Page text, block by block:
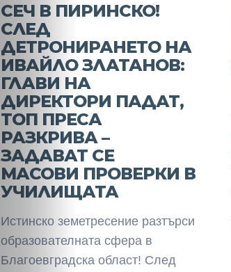
СЕЧ В ПИРИНСКО!
СЛЕД
ДЕТРОНИРАНЕТО НА
ИВАЙЛО ЗЛАТАНОВ:
ГЛАВИ НА
ДИРЕКТОРИ ПАДАТ,
ТОП ПРЕСА
РАЗКРИВА –
ЗАДАВАТ СЕ
МАСОВИ ПРОВЕРКИ В
УЧИЛИЩАТА
Истинско земетресение разтърси
образователната сфера в
Благоевградска област! След